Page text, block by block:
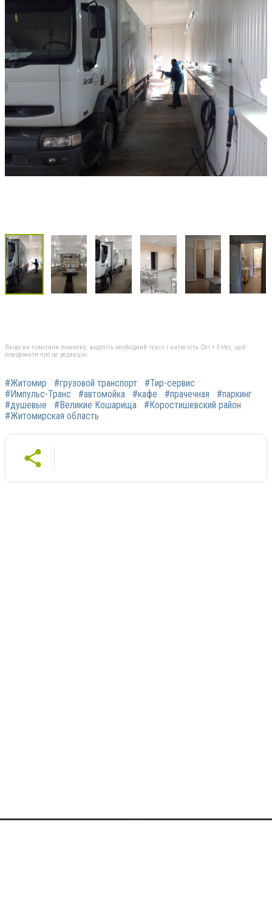
Якщо ви помітили помилку, виділіть необхідний текст і натисніть Ctrl + Enter, щоб
повідомити про це редакцію
#Житомир #грузовой транспорт
#Тир-сервис
#Импульс-Транс
#автомойка #кафе #прачечная
#паркинг
#душевые
#Великие Кошарища
#Коростишевский район
#Житомирская область